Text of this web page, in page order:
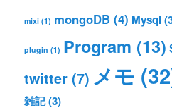
mixi (1) mongoDB (4) Mysql
plugin (1) Program (13)
twitter (7) メモ
雑記(3)